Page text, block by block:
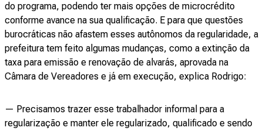
do programa, podendo ter mais opções de microcrédito
conforme avance na sua qualificação. E para que questões
burocráticas não afastem esses autônomos da regularidade, a
prefeitura tem feito algumas mudanças, como a extinção da
taxa para emissão e renovação de alvarás, aprovada na
Câmara de Vereadores e já em execução, explica Rodrigo:
— Precisamos trazer esse trabalhador informal para a
regularização e manter ele regularizado, qualificado e sendo